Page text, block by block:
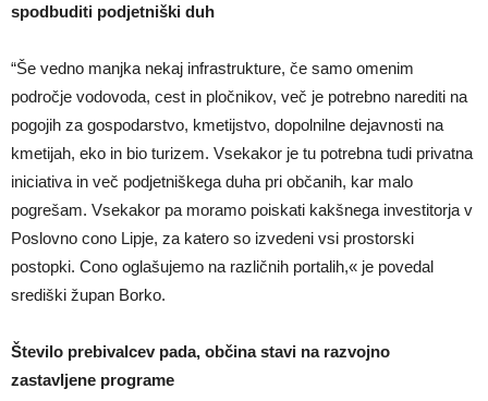
spodbuditi podjetniški duh
“Še vedno manjka nekaj infrastrukture, če samo omenim
področje vodovoda, cest in pločnikov, več je potrebno narediti na
pogojih za gospodarstvo, kmetijstvo, dopolnilne dejavnosti na
kmetijah, eko in bio turizem. Vsekakor je tu potrebna tudi privatna
iniciativa in več podjetniškega duha pri občanih, kar malo
pogrešam. Vsekakor pa moramo poiskati kakšnega investitorja v
Poslovno cono Lipje, za katero so izvedeni vsi prostorski
postopki. Cono oglašujemo na različnih portalih,« je povedal
središki župan Borko.
Število prebivalcev pada, občina stavi na razvojno
zastavljene programe